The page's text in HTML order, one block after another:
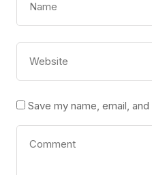
Save my name, email,